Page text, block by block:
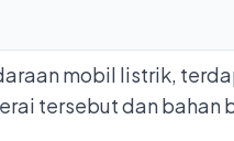
mobil listrik,
tersebut dan bahan